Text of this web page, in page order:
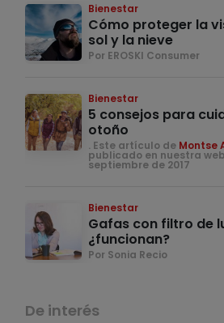
Bienestar
Cómo proteger la
sol y la nieve
Por EROSKI Consumer
Bienestar
5 consejos para
otoño
. Este artículo de Montse
publicado en nuestra
septiembre de 2017
Bienestar
Gafas con filtro de
¿funcionan?
Por Sonia Recio
De interés